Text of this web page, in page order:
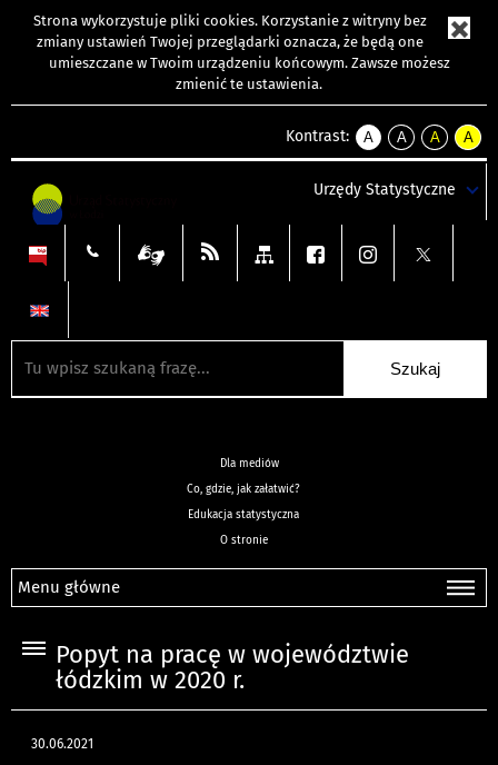
Strona wykorzystuje pliki cookies. Korzystanie z witryny bez
zmiany ustawień Twojej przeglądarki oznacza, że będą one
umieszczane w Twoim urządzeniu końcowym. Zawsze możesz
zmienić te ustawienia.
Kontrast:
A
kontrast
A
kontrast
tekst
czarnym
A
kontrast
tekst
czarnym
A
tekst
żółtym
Urzędy Statystyczne
Dla mediów
Co, gdzie, jak załatwić?
Edukacja statystyczna
O stronie
Menu główne
Popyt na pracę w województwie
łódzkim w 2020 r.
30.06.2021